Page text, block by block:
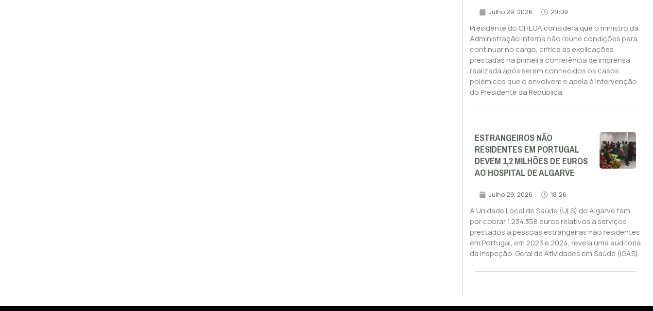
Julho 29, 2026 20:09
Presidente do CHEGA considera que o ministro da
Administração Interna não reúne condições para
continuar no cargo, critica as explicações
prestadas na primeira conferência de imprensa
realizada após serem conhecidos os casos
polémicos que o envolvem e apela à intervenção
do Presidente da República.
ESTRANGEIROS NÃO
RESIDENTES EM PORTUGAL
DEVEM 1,2 MILHÕES DE EUROS
AO HOSPITAL DE ALGARVE
Julho 29, 2026 18:26
A Unidade Local de Saúde (ULS) do Algarve tem
por cobrar 1.234.358 euros relativos a serviços
prestados a pessoas estrangeiras não residentes
em Portugal, em 2023 e 2024, revela uma auditoria
da Inspeção-Geral de Atividades em Saúde (IGAS).